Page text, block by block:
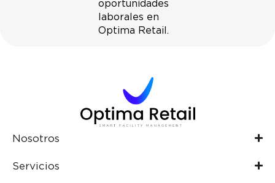
oportunidades
laborales en
Optima Retail.
Nosotros
Servicios